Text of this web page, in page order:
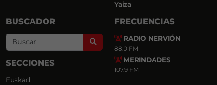
Yaiza
BUSCADOR
Search
SECCIONES
Euskadi
FRECUENCIAS
RADIO NERVIÓN
88.0 FM
MERINDADES
107.9 FM